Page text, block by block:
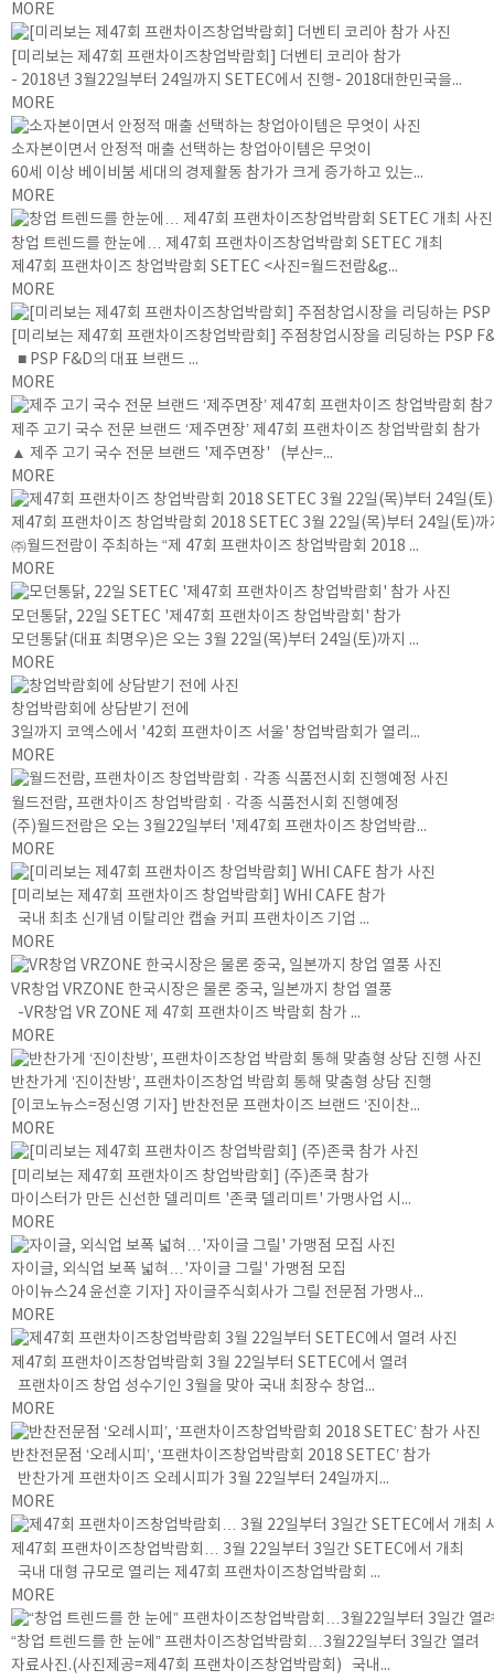
MORE
[미리보는 제47회 프랜차이즈창업박람회] 더벤티 코리아 참가
- 2018년 3월22일부터 24일까지 SETEC에서 진행- 2018대한민국을...
MORE
소자본이면서 안정적 매출 선택하는 창업아이템은 무엇이
60세 이상 베이비붐 세대의 경제활동 참가가 크게 증가하고 있는...
MORE
창업 트렌드를 한눈에… 제47회 프랜차이즈창업박람회 SETEC 개최
제47회 프랜차이즈 창업박람회 SETEC <사진=월드전람&g...
MORE
[미리보는 제47회 프랜차이즈창업박람회] 주점창업시장을 리딩하는 PSP
■ PSP F&D의 대표 브랜드 ...
MORE
제주 고기 국수 전문 브랜드 ‘제주면장’ 제47회 프랜차이즈 창업박람회 참가
▲ 제주 고기 국수 전문 브랜드 '제주면장' (부산=...
MORE
제47회 프랜차이즈 창업박람회 2018 SETEC 3월 22일(목)부터 24일(토)까
㈜월드전람이 주최하는 “제 47회 프랜차이즈 창업박람회 2018 ...
MORE
모던통닭, 22일 SETEC '제47회 프랜차이즈 창업박람회' 참가
모던통닭(대표 최명우)은 오는 3월 22일(목)부터 24일(토)까지 ...
MORE
창업박람회에 상담받기 전에
3일까지 코엑스에서 '42회 프랜차이즈 서울' 창업박람회가 열리...
MORE
월드전람, 프랜차이즈 창업박람회 · 각종 식품전시회 진행예정
(주)월드전람은 오는 3월22일부터 '제47회 프랜차이즈 창업박람...
MORE
[미리보는 제47회 프랜차이즈 창업박람회] WHI CAFE 참가
국내 최초 신개념 이탈리안 캡슐 커피 프랜차이즈 기업 ...
MORE
VR창업 VRZONE 한국시장은 물론 중국, 일본까지 창업 열풍
-VR창업 VR ZONE 제 47회 프랜차이즈 박람회 참가 ...
MORE
반찬가게 ‘진이찬방’, 프랜차이즈창업 박람회 통해 맞춤형 상담 진행
[이코노뉴스=정신영 기자] 반찬전문 프랜차이즈 브랜드 ‘진이찬...
MORE
[미리보는 제47회 프랜차이즈 창업박람회] (주)존쿡 참가
마이스터가 만든 신선한 델리미트 '존쿡 델리미트' 가맹사업 시...
MORE
자이글, 외식업 보폭 넓혀…'자이글 그릴' 가맹점 모집
아이뉴스24 윤선훈 기자] 자이글주식회사가 그릴 전문점 가맹사...
MORE
제47회 프랜차이즈창업박람회 3월 22일부터 SETEC에서 열려
프랜차이즈 창업 성수기인 3월을 맞아 국내 최장수 창업...
MORE
반찬전문점 ‘오레시피’, ‘프랜차이즈창업박람회 2018 SETEC’ 참가
반찬가게 프랜차이즈 오레시피가 3월 22일부터 24일까지...
MORE
제47회 프랜차이즈창업박람회… 3월 22일부터 3일간 SETEC에서 개최
국내 대형 규모로 열리는 제47회 프랜차이즈창업박람회 ...
MORE
“창업 트렌드를 한 눈에” 프랜차이즈창업박람회…3월22일부터 3일간 열려
자료사진.(사진제공=제47회 프랜차이즈창업박람회) 국내...